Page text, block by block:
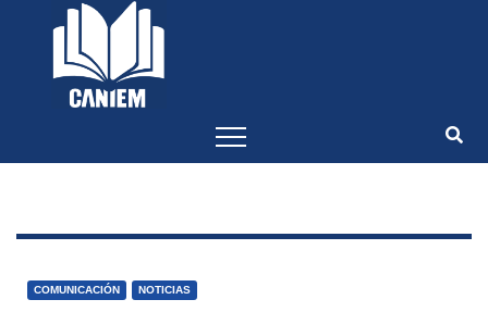
COMUNICACIÓN NOTICIAS